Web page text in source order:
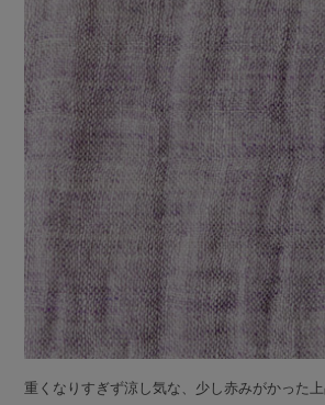
重くなりすぎず涼し気な、少し赤みがかった上